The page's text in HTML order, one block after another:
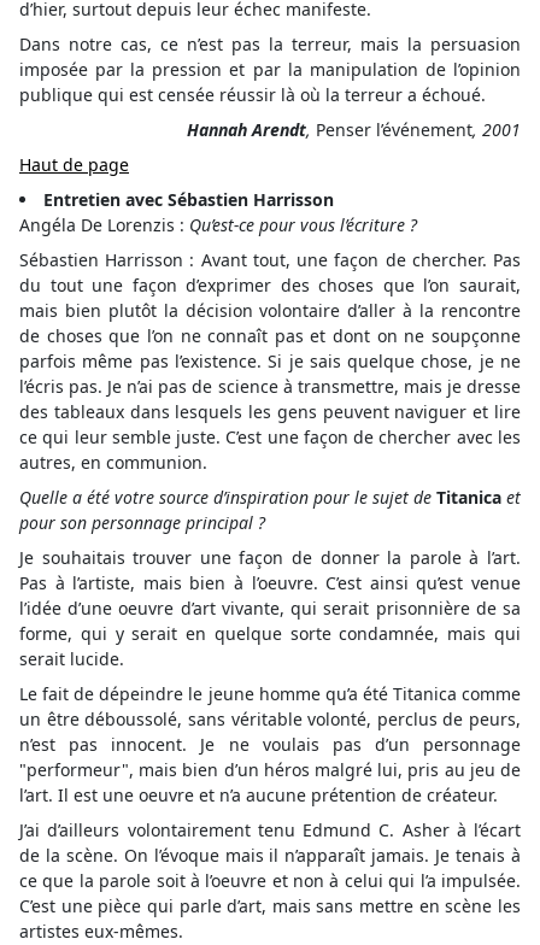
d’hier, surtout depuis leur échec manifeste.
Dans notre cas, ce n’est pas la terreur, mais la persuasion
imposée par la pression et par la manipulation de l’opinion
publique qui est censée réussir là où la terreur a échoué.
Hannah Arendt, Penser l’événement, 2001
Haut de page
Entretien avec Sébastien Harrisson
Angéla De Lorenzis : Qu’est-ce pour vous l’écriture ?
Sébastien Harrisson : Avant tout, une façon de chercher. Pas
du tout une façon d’exprimer des choses que l’on saurait,
mais bien plutôt la décision volontaire d’aller à la rencontre
de choses que l’on ne connaît pas et dont on ne soupçonne
parfois même pas l’existence. Si je sais quelque chose, je ne
l’écris pas. Je n’ai pas de science à transmettre, mais je dresse
des tableaux dans lesquels les gens peuvent naviguer et lire
ce qui leur semble juste. C’est une façon de chercher avec les
autres, en communion.
Quelle a été votre source d’inspiration pour le sujet de Titanica et
pour son personnage principal ?
Je souhaitais trouver une façon de donner la parole à l’art.
Pas à l’artiste, mais bien à l’oeuvre. C’est ainsi qu’est venue
l’idée d’une oeuvre d’art vivante, qui serait prisonnière de sa
forme, qui y serait en quelque sorte condamnée, mais qui
serait lucide.
Le fait de dépeindre le jeune homme qu’a été Titanica comme
un être déboussolé, sans véritable volonté, perclus de peurs,
n’est pas innocent. Je ne voulais pas d’un personnage
"performeur", mais bien d’un héros malgré lui, pris au jeu de
l’art. Il est une oeuvre et n’a aucune prétention de créateur.
J’ai d’ailleurs volontairement tenu Edmund C. Asher à l’écart
de la scène. On l’évoque mais il n’apparaît jamais. Je tenais à
ce que la parole soit à l’oeuvre et non à celui qui l’a impulsée.
C’est une pièce qui parle d’art, mais sans mettre en scène les
artistes eux-mêmes.